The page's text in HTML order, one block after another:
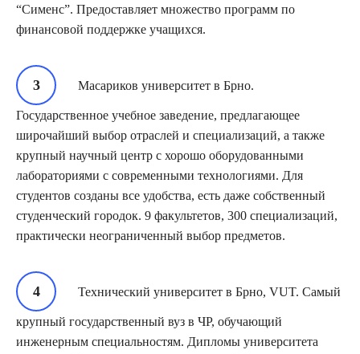
“Сименс”. Предоставляет множество программ по
финансовой поддержке учащихся.
Масариков университет в Брно.
Государственное учебное заведение, предлагающее
широчайший выбор отраслей и специализаций, а также
крупный научный центр с хорошо оборудованными
лабораториями с современными технологиями. Для
студентов созданы все удобства, есть даже собственный
студенческий городок. 9 факультетов, 300 специализаций,
практически неограниченный выбор предметов.
Технический университет в Брно, VUT. Самый
крупный государственный вуз в ЧР, обучающий
инженерным специальностям. Дипломы университета